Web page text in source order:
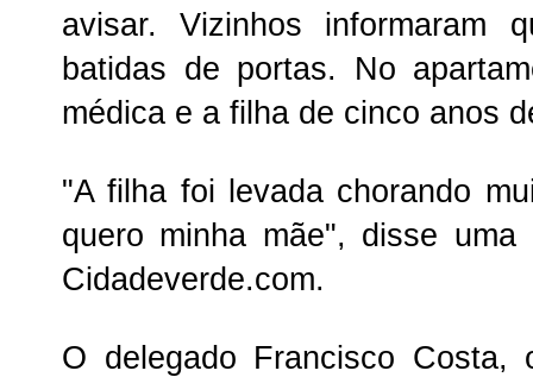
avisar. Vizinhos informaram
batidas de portas. No
médica e a filha de cinco anos
"A filha foi levada chorando
quero minha mãe", disse
Cidadeverde.com.
O delegado Francisco Costa,